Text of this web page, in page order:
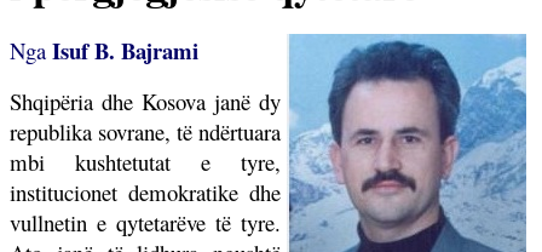
Nga Isuf B. Bajrami
Shqipëria dhe Kosova janë dy
republika sovrane, të ndërtuara
mbi kushtetutat e tyre,
institucionet demokratike dhe
vullnetin e qytetarëve të tyre.